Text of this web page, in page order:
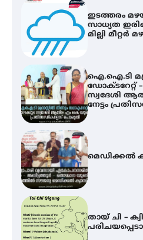
ഐ.ഐ.ടി
ഡോക്ടറേറ്റ്
സ്വദേശി
നേട്ടം
മെഡിക്കൽ
തായ് ചി –
കോമേഴ്സ്
എസ് എൻ